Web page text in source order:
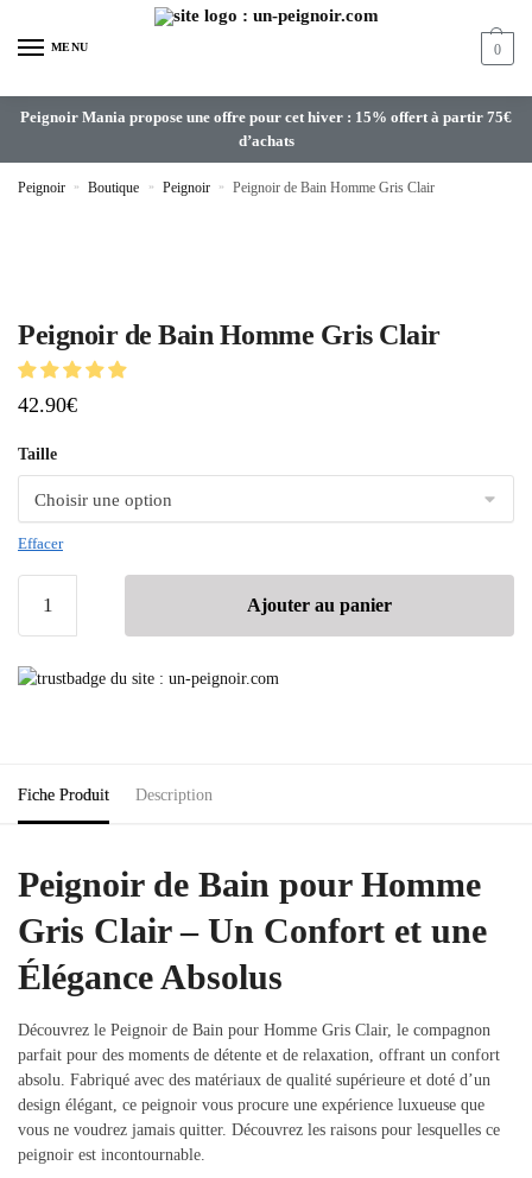
MENU 0
Peignoir Mania propose une offre pour cet hiver : 15% offert à partir 75€
d’achats
Peignoir » Boutique » Peignoir » Peignoir de Bain Homme Gris Clair
Peignoir de Bain Homme Gris Clair
42.90€
Taille
Effacer
Ajouter au panier
Fiche Produit Description
Peignoir de Bain pour Homme
Gris Clair – Un Confort et une
Élégance Absolus
Découvrez le Peignoir de Bain pour Homme Gris Clair, le compagnon
parfait pour des moments de détente et de relaxation, offrant un confort
absolu. Fabriqué avec des matériaux de qualité supérieure et doté d’un
design élégant, ce peignoir vous procure une expérience luxueuse que
vous ne voudrez jamais quitter. Découvrez les raisons pour lesquelles ce
peignoir est incontournable.